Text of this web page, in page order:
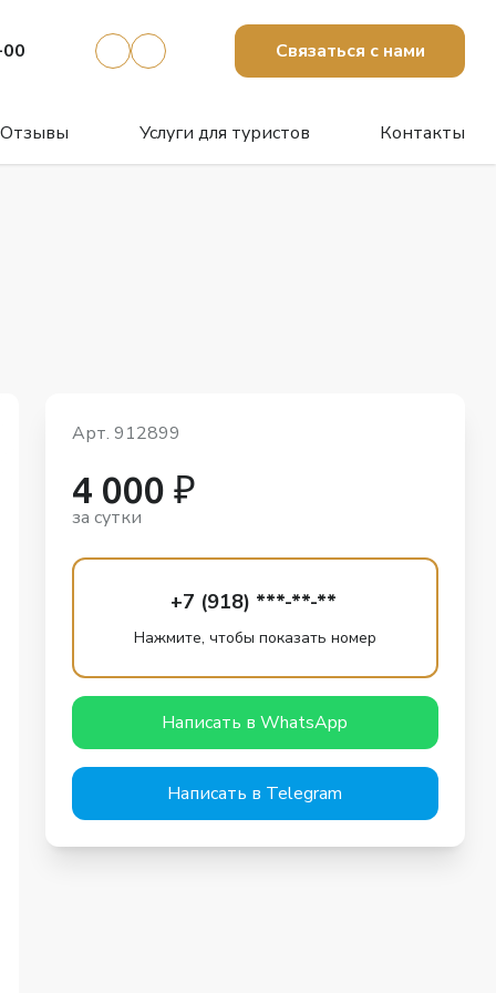
Связаться с нами
Отзывы Услуги для туристов Контакты
Арт. 912899
4 000 ₽
за сутки
+7 (918) ***-**-**
Нажмите, чтобы показать номер
Написать в WhatsApp
Написать в Telegram